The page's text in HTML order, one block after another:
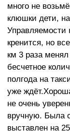
много не
клюшки дети, на
Управляемости
кренится, но
км 3 раза
бесчетное
полгода на
уже
не очень
вручную. Была
выставлен на